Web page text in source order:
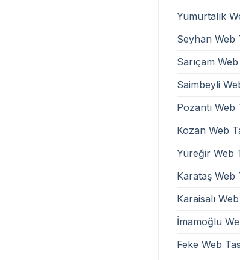
Yumurtalık
Seyhan Web
Sarıçam
Saimbeyli
Pozantı Web
Kozan Web
Yüreğir Web
Karataş Web
Karaisalı
İmamoğlu
Feke Web